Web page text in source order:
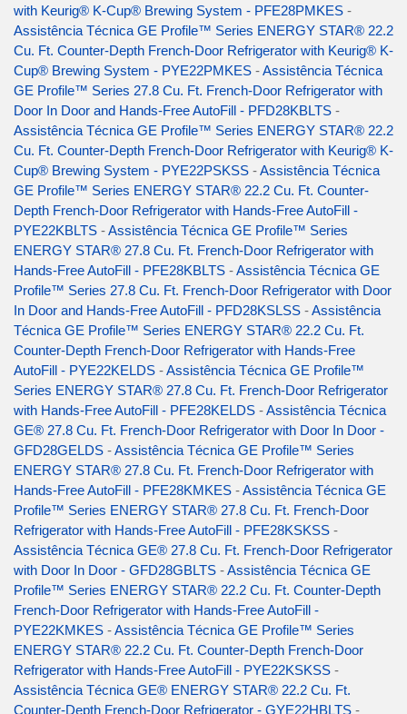
with Keurig® K-Cup® Brewing System - PFE28PMKES -
Assistência Técnica GE Profile™ Series ENERGY STAR® 22.2
Cu. Ft. Counter-Depth French-Door Refrigerator with Keurig® K-
Cup® Brewing System - PYE22PMKES -Assistência Técnica
GE Profile™ Series 27.8 Cu. Ft. French-Door Refrigerator with
Door In Door and Hands-Free AutoFill - PFD28KBLTS -
Assistência Técnica GE Profile™ Series ENERGY STAR® 22.2
Cu. Ft. Counter-Depth French-Door Refrigerator with Keurig® K-
Cup® Brewing System - PYE22PSKSS -Assistência Técnica
GE Profile™ Series ENERGY STAR® 22.2 Cu. Ft. Counter-
Depth French-Door Refrigerator with Hands-Free AutoFill -
PYE22KBLTS -Assistência Técnica GE Profile™ Series
ENERGY STAR® 27.8 Cu. Ft. French-Door Refrigerator with
Hands-Free AutoFill - PFE28KBLTS -Assistência Técnica GE
Profile™ Series 27.8 Cu. Ft. French-Door Refrigerator with Door
In Door and Hands-Free AutoFill - PFD28KSLSS -Assistência
Técnica GE Profile™ Series ENERGY STAR® 22.2 Cu. Ft.
Counter-Depth French-Door Refrigerator with Hands-Free
AutoFill - PYE22KELDS -Assistência Técnica GE Profile™
Series ENERGY STAR® 27.8 Cu. Ft. French-Door Refrigerator
with Hands-Free AutoFill - PFE28KELDS -Assistência Técnica
GE® 27.8 Cu. Ft. French-Door Refrigerator with Door In Door -
GFD28GELDS -Assistência Técnica GE Profile™ Series
ENERGY STAR® 27.8 Cu. Ft. French-Door Refrigerator with
Hands-Free AutoFill - PFE28KMKES -Assistência Técnica GE
Profile™ Series ENERGY STAR® 27.8 Cu. Ft. French-Door
Refrigerator with Hands-Free AutoFill - PFE28KSKSS -
Assistência Técnica GE® 27.8 Cu. Ft. French-Door Refrigerator
with Door In Door - GFD28GBLTS -Assistência Técnica GE
Profile™ Series ENERGY STAR® 22.2 Cu. Ft. Counter-Depth
French-Door Refrigerator with Hands-Free AutoFill -
PYE22KMKES -Assistência Técnica GE Profile™ Series
ENERGY STAR® 22.2 Cu. Ft. Counter-Depth French-Door
Refrigerator with Hands-Free AutoFill - PYE22KSKSS -
Assistência Técnica GE® ENERGY STAR® 22.2 Cu. Ft.
Counter-Depth French-Door Refrigerator - GYE22HBLTS -